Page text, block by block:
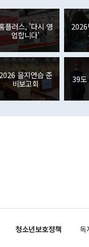
블라디보스토크에서 열
서 (참석을) 검토하고
부의 몫"이라며 "아직
이 이날 소개한 대북 구
문제가 있다. 특히 주
자회담 추진 등은 통일
나오고 있다. 이 대통
고에 발표했다고 승인
은 "정 장관의 발언 내용
사안이 아닌 정 장관
정부의 공식 정책이 아
면전에서 '국군통수권
한에 선비핵화를 공식
이뤄졌다. 1994년 북
억9000만달러)을
가 80억1000만달러, 외
증권투자에서는 외국인
식 투자는 차익실현 매
310억5000만달러)에
인의 국내 채권투자는
래 영향으로 증가 폭이
외 증권투자는 주식을
플러스, '다시 영
업합니다'
2026
2026 을지연습 준
비보고회
39도
청소년보호정책 독